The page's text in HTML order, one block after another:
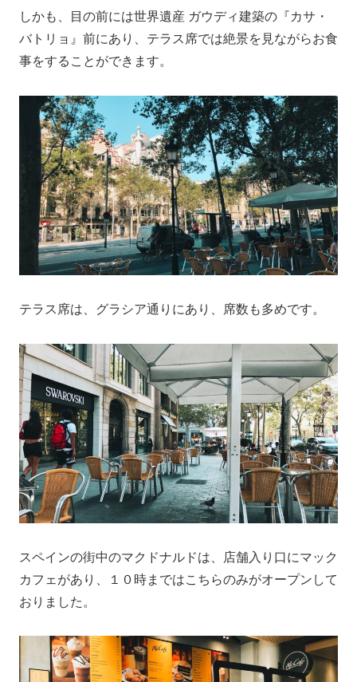
しかも、目の前には世界遺産 ガウディ建築の『カサ・
バトリョ』前にあり、テラス席では絶景を見ながらお食
事をすることができます。
テラス席は、グラシア通りにあり、席数も多めです。
スペインの街中のマクドナルドは、店舗入り口にマック
カフェがあり、１０時まではこちらのみがオープンして
おりました。